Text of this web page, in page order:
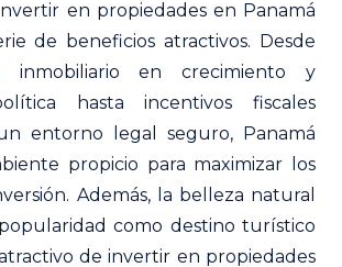
en propiedades en Panamá
de beneficios atractivos. Desde
inmobiliario en crecimiento y
hasta incentivos fiscales
entorno legal seguro, Panamá
propicio para maximizar los
Además, la belleza natural
como destino turístico
de invertir en propiedades